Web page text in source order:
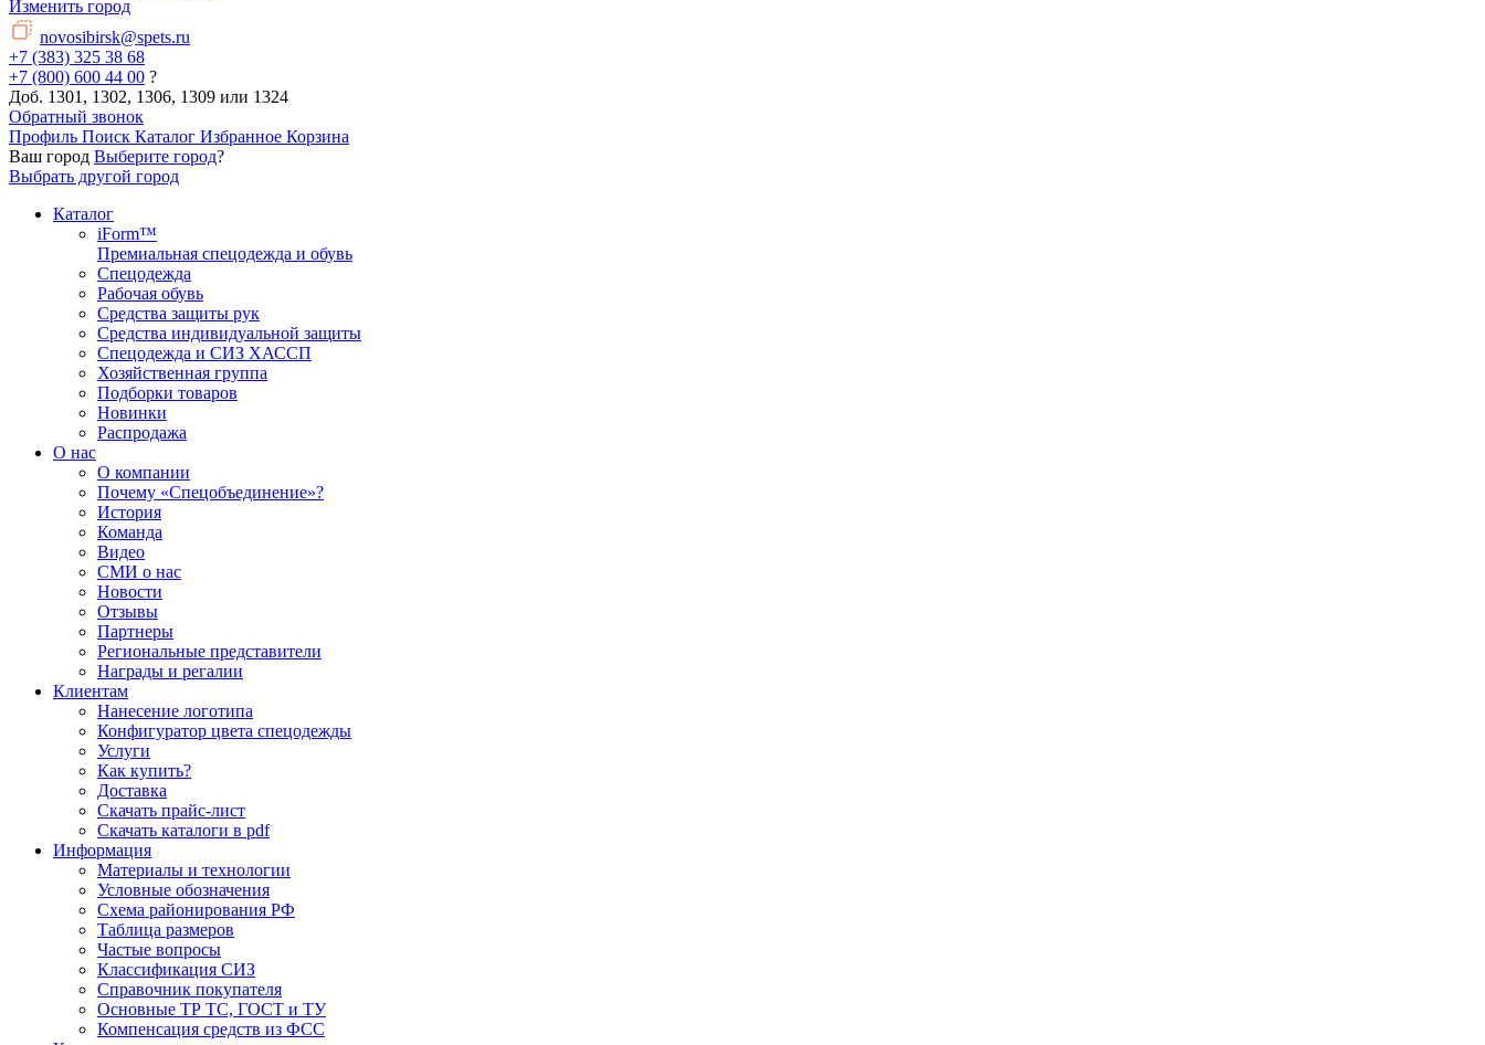
Изменить город
novosibirsk@spets.ru
+7 (383) 325 38 68
+7 (800) 600 44 00 ?
Доб. 1301, 1302, 1306, 1309 или 1324
Обратный звонок
Профиль Поиск Каталог Избранное Корзина
Ваш город Выберите город?
Выбрать другой город
Каталог
iForm™
Премиальная спецодежда и обувь
Спецодежда
Рабочая обувь
Средства защиты рук
Средства индивидуальной защиты
Спецодежда и СИЗ ХАССП
Хозяйственная группа
Подборки товаров
Новинки
Распродажа
О нас
О компании
Почему «Спецобъединение»?
История
Команда
Видео
СМИ о нас
Новости
Отзывы
Партнеры
Региональные представители
Награды и регалии
Клиентам
Нанесение логотипа
Конфигуратор цвета спецодежды
Услуги
Как купить?
Доставка
Скачать прайс-лист
Скачать каталоги в pdf
Информация
Материалы и технологии
Условные обозначения
Схема районирования РФ
Таблица размеров
Частые вопросы
Классификация СИЗ
Справочник покупателя
Основные ТР ТС, ГОСТ и ТУ
Компенсация средств из ФСС